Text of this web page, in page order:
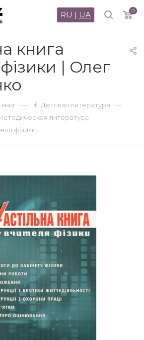
0
RU | UA
книга
| Олег
— 👨 Детская литература —
литература —
фізики